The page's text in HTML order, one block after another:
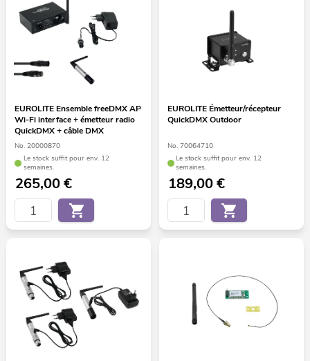
EUROLITE Ensemble freeDMX AP
Wi-Fi interface + émetteur radio
QuickDMX + câble DMX
No. 20000870
Le stock suffit pour env. 12
semaines.
265,00€
EUROLITE Émetteur/récepteur
QuickDMX Outdoor
No. 70064710
Le stock suffit pour env. 12
semaines.
189,00€